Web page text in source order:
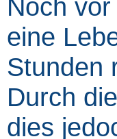
Noch
eine
Stunden
Durch
dies